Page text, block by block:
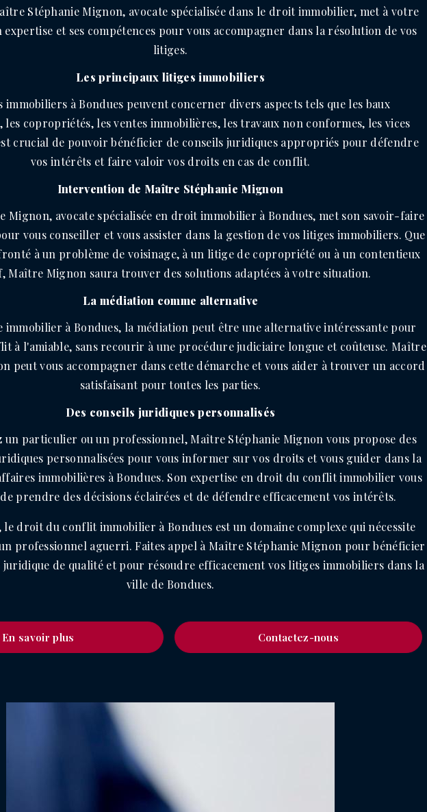
Stéphanie Mignon, avocate spécialisée dans le droit immobilier, met à votre
et ses compétences pour vous accompagner dans la résolution de vos
litiges.
Les principaux litiges immobiliers
immobiliers à Bondues peuvent concerner divers aspects tels que les baux
les copropriétés, les ventes immobilières, les travaux non conformes, les vices
crucial de pouvoir bénéficier de conseils juridiques appropriés pour défendre
vos intérêts et faire valoir vos droits en cas de conflit.
Intervention de Maître Stéphanie Mignon
Mignon, avocate spécialisée en droit immobilier à Bondues, met son savoir-faire
vous conseiller et vous assister dans la gestion de vos litiges immobiliers. Que
à un problème de voisinage, à un litige de copropriété ou à un contentieux
Maître Mignon saura trouver des solutions adaptées à votre situation.
La médiation comme alternative
immobilier à Bondues, la médiation peut être une alternative intéressante pour
à l'amiable, sans recourir à une procédure judiciaire longue et coûteuse. Maître
peut vous accompagner dans cette démarche et vous aider à trouver un accord
satisfaisant pour toutes les parties.
Des conseils juridiques personnalisés
un particulier ou un professionnel, Maître Stéphanie Mignon vous propose des
personnalisées pour vous informer sur vos droits et vous guider dans la
immobilières à Bondues. Son expertise en droit du conflit immobilier vous
prendre des décisions éclairées et de défendre efficacement vos intérêts.
le droit du conflit immobilier à Bondues est un domaine complexe qui nécessite
professionnel aguerri. Faites appel à Maître Stéphanie Mignon pour bénéficier
juridique de qualité et pour résoudre efficacement vos litiges immobiliers dans la
ville de Bondues.
En savoir plus Contactez-nous